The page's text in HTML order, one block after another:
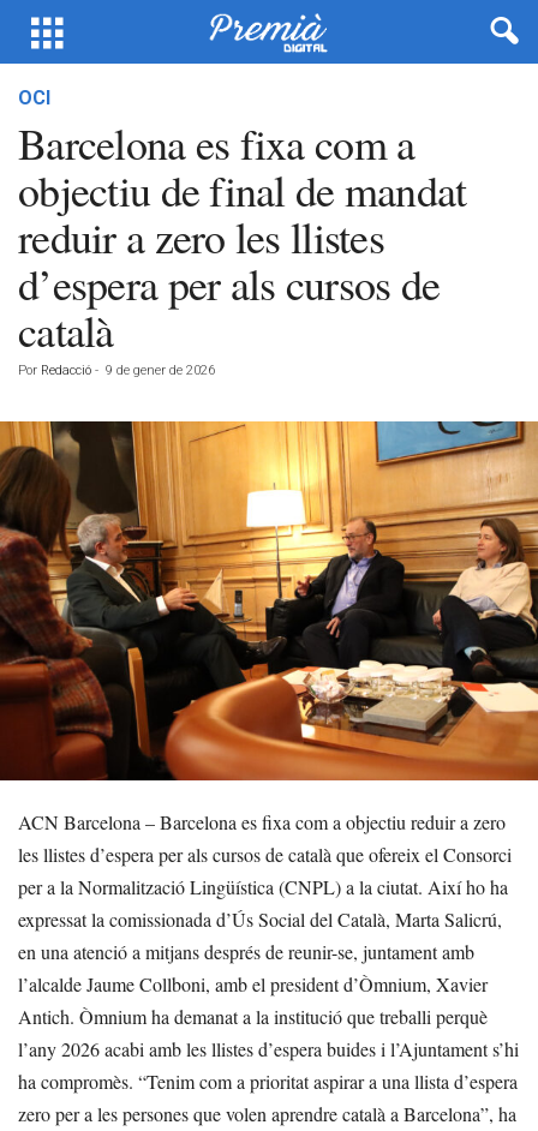
OCI
Barcelona es fixa com a
objectiu de final de mandat
reduir a zero les llistes
d’espera per als cursos de
català
Por Redacció - 9 de gener de 2026
ACN Barcelona – Barcelona es fixa com a objectiu reduir a zero
les llistes d’espera per als cursos de català que ofereix el Consorci
per a la Normalització Lingüística (CNPL) a la ciutat. Així ho ha
expressat la comissionada d’Ús Social del Català, Marta Salicrú,
en una atenció a mitjans després de reunir-se, juntament amb
l’alcalde Jaume Collboni, amb el president d’Òmnium, Xavier
Antich. Òmnium ha demanat a la institució que treballi perquè
l’any 2026 acabi amb les llistes d’espera buides i l’Ajuntament s’hi
ha compromès. “Tenim com a prioritat aspirar a una llista d’espera
zero per a les persones que volen aprendre català a Barcelona”, ha